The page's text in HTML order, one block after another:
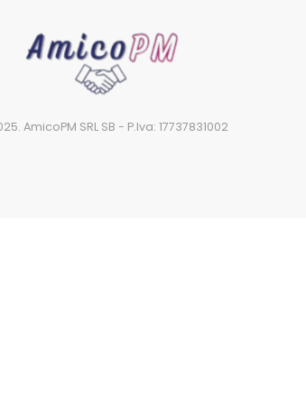
AmicoPM SRL SB - P.Iva: 17737831002